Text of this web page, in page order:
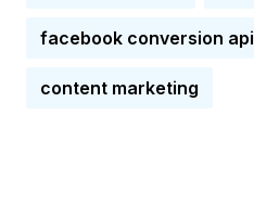
facebook conversion api
content marketing